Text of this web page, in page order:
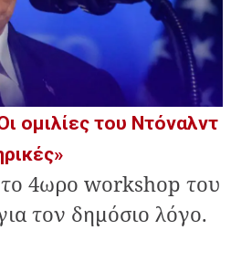
ομιλίες του Ντόναλντ
4ωρο workshop του
τον δημόσιο λόγο.